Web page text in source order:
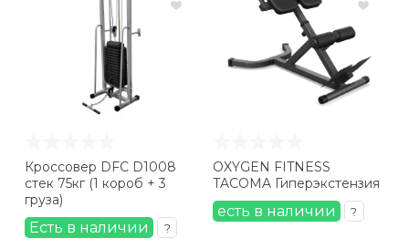
Кроссовер DFC D1008
стек 75кг (1 короб + 3
груза)
Есть в наличии ?
OXYGEN FITNESS
TACOMA Гиперэкстензия
есть в наличии ?